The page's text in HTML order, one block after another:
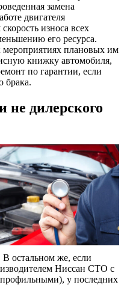
замена
двигателя
износа всех
его ресурса.
плановых им
книжку автомобиля,
по гарантии, если
брака.
не дилерского
В остальном же, если
Ниссан СТО с
у последних